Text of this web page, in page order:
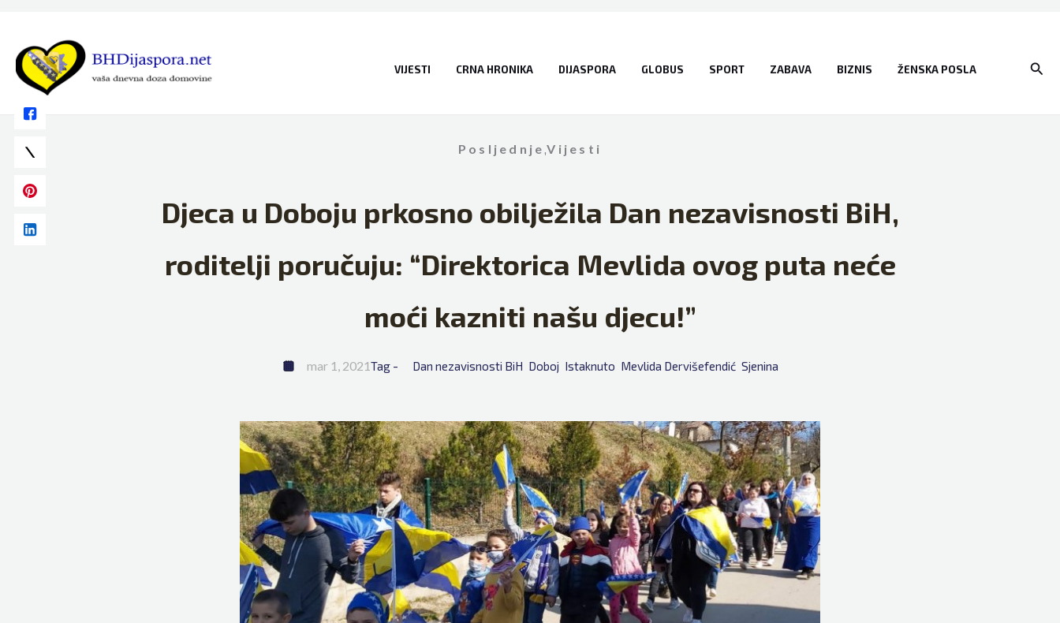
content
VIJESTI CRNA HRONIKA DIJASPORA GLOBUS SPORT ZABAVA BIZNIS ŽENSKA POSLA
Posljednje,Vijesti
Djeca u Doboju prkosno obilježila Dan nezavisnosti BiH,
roditelji poručuju: “Direktorica Mevlida ovog puta neće
moći kazniti našu djecu!”
mar 1, 2021Tag - Dan nezavisnosti BiH Doboj Istaknuto Mevlida Dervišefendić Sjenina